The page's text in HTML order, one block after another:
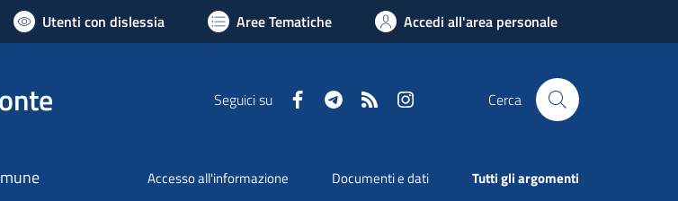
Utenti con dislessia Aree Tematiche Accedi all'area personale
Seguici su FacebookTelegramRSS Cerca
Accesso all'informazione Documenti e dati Tutti gli argomenti